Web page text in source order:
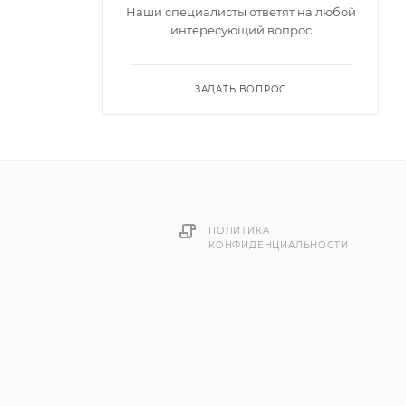
и
Наши специалисты ответят на любой
интересующий вопрос
ЗАДАТЬ ВОПРОС
ПОЛИТИКА
КОНФИДЕНЦИАЛЬНОСТИ